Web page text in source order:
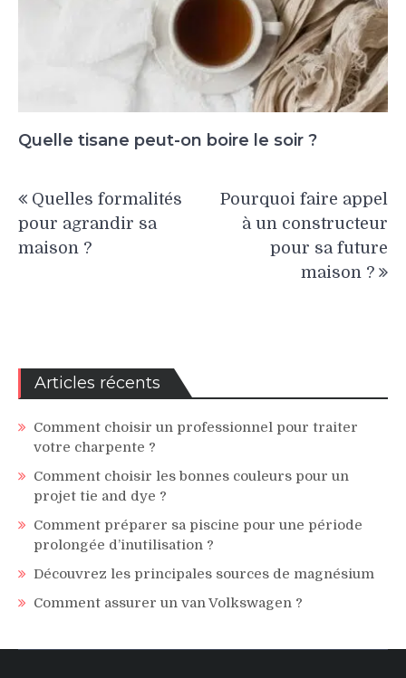
Quelle tisane peut-on boire le soir ?
de
l’article
Quelles formalités
pour agrandir sa
maison ?
Pourquoi faire appel
à un constructeur
pour sa future
maison ?
Articles récents
Comment choisir un professionnel pour traiter
votre charpente ?
Comment choisir les bonnes couleurs pour un
projet tie and dye ?
Comment préparer sa piscine pour une période
prolongée d’inutilisation ?
Découvrez les principales sources de magnésium
Comment assurer un van Volkswagen ?